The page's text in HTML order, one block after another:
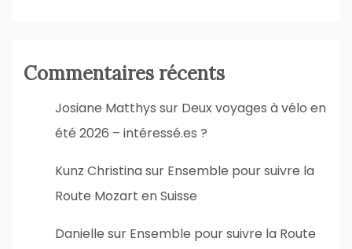
Commentaires récents
Josiane Matthys sur Deux voyages à vélo en
été 2026 – intéressé.es ?
Kunz Christinasur Ensemble pour suivre la
Route Mozart en Suisse
Danielle sur Ensemble pour suivre la Route